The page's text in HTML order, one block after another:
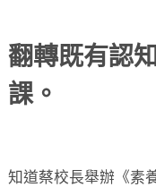
翻轉既有認
課。
知道蔡校長舉辦《素